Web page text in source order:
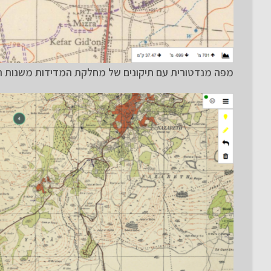
מפה מנדטורית עם תיקונים של מחלקת המדידות משנות ה-